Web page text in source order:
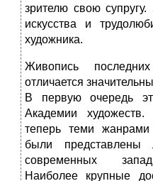
зрителю свою
искусства и
художника.
Живопись
отличается
В первую очередь
Академии
теперь теми
были
современных
Наиболее крупные